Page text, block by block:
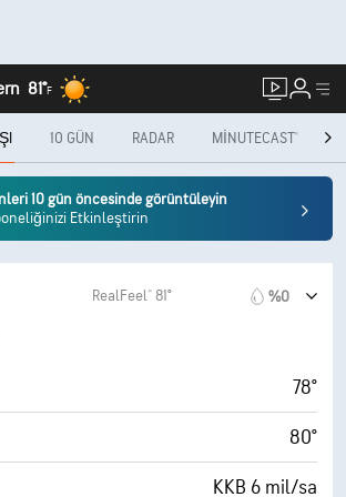
81°F
10 GÜN RADAR MINUTECAST®
10 gün öncesinde görüntüleyin
Etkinleştirin
RealFeel® 81° %0
78°
80°
KKB 6 mil/sa